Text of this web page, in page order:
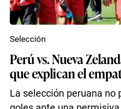
Perú vs. Nueva
que explican el
La selección peruana no
Selección